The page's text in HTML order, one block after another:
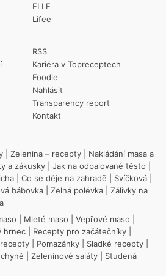
RSS
Kariéra v Topreceptech
Foodie
Nahlásit
Transparency report
Kontakt
ELLE
Lifee
Zelenina – recepty
Nakládání masa a
a zákusky Jak na odpalované těsto
Co se děje na zahradě Svíčková
bábovka Zelná polévka
Zálivky na
Mleté maso Vepřové maso
hrnec Recepty pro začátečníky
Pomazánky Sladké recepty
Zeleninové saláty
Studená